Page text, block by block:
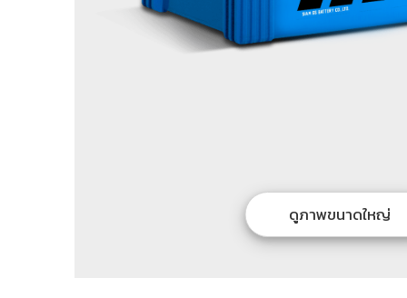
ดูภาพขนาดใหญ่